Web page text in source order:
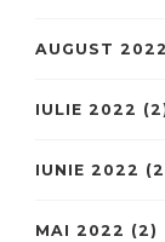
AUGUST 2022
IULIE 2022
IUNIE 2022
MAI 2022 (2)